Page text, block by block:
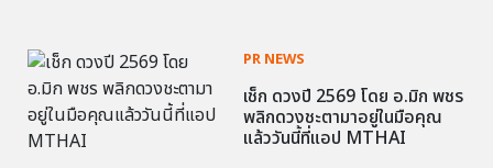
PR NEWS
เช็ก ดวงปี 2569 โดย อ.มิก พชร
พลิกดวงชะตามาอยู่ในมือคุณ
แล้ววันนี้ที่แอป MTHAI